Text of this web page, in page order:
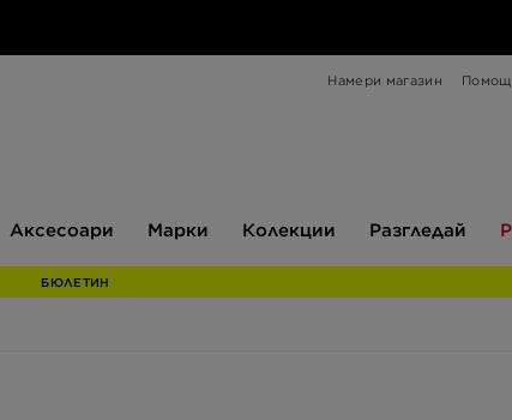
Намери магазин Помощ
Аксесоари Марки Колекции Разгледай
БЮЛЕТИН